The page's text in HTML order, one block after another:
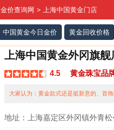
金价查询网 > 上海中国黄金门店
中国黄金今日金价 黄金回收价格
上海中国黄金外冈旗舰
4.5 黄金珠宝品
大家认为： 黄金款式还是挺新意的、首
地址： 上海嘉定区外冈镇外青